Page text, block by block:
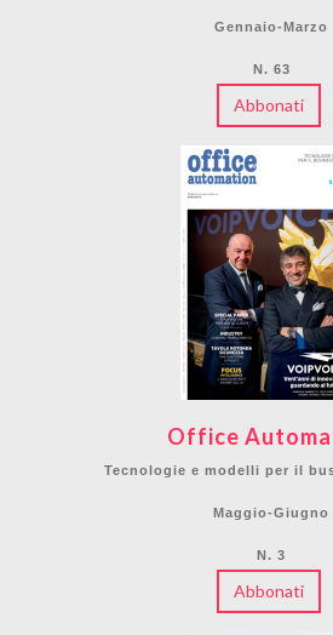
Gennaio-Marzo
N. 63
Abbonati
Office
Tecnologie e modelli per il
Maggio-Giugno
N. 3
Abbonati